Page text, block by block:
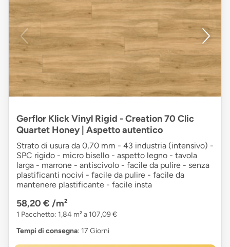
Gerflor Klick Vinyl Rigid - Creation 70 Clic
Quartet Honey | Aspetto autentico
Strato di usura da 0,70 mm - 43 industria (intensivo) -
SPC rigido - micro bisello - aspetto legno - tavola
larga - marrone - antiscivolo - facile da pulire - senza
plastificanti nocivi - facile da pulire - facile da
mantenere plastificante - facile insta
58,20 € /m²
1 Pacchetto: 1,84 m² a 107,09 €
Tempi di consegna: 17 Giorni